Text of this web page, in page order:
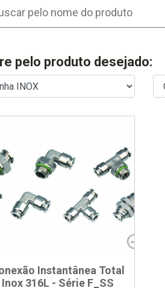
pelo produto desejado:
Instantânea Total
Inox 316L - Série F_SS